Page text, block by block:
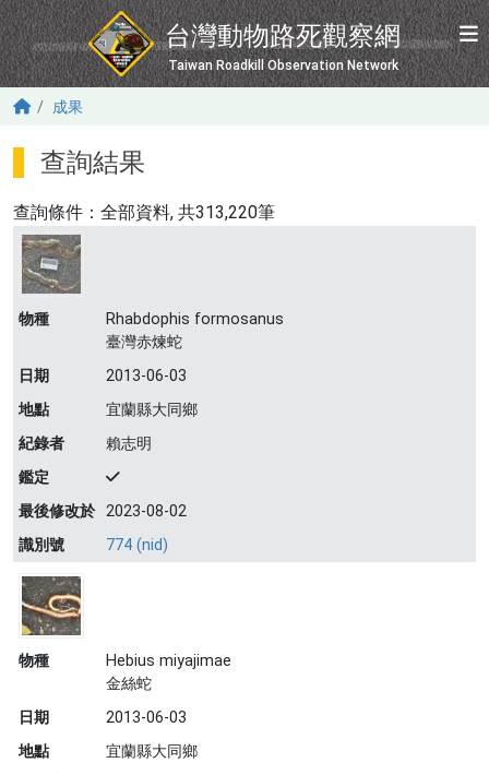
移至主內容
台灣動物路死觀察網
Taiwan Roadkill Observation Network
成果
查詢結果
查詢條件： 全部資料, 共313,220筆
物種
Rhabdophis formosanus
臺灣赤煉蛇
日期
2013-06-03
地點
宜蘭縣大同鄉
紀錄者
賴志明
鑑定
最後修改於 2023-08-02
識別號
774 (nid)
物種
Hebius miyajimae
金絲蛇
日期
2013-06-03
地點
宜蘭縣大同鄉